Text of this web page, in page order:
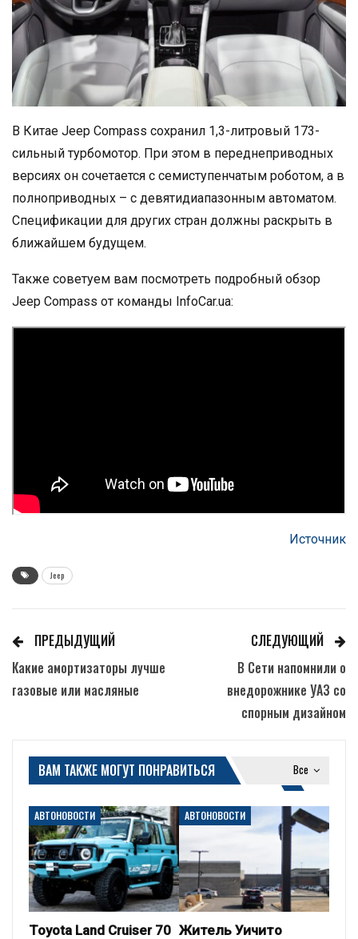
В Китае Jeep Compass сохранил 1,3-литровый 173-
сильный турбомотор. При этом в переднеприводных
версиях он сочетается с семиступенчатым роботом, а в
полноприводных – с девятидиапазонным автоматом.
Спецификации для других стран должны раскрыть в
ближайшем будущем.
Также советуем вам посмотреть подробный обзор
Jeep Compass от команды InfoCar.ua:
Источник
Jeep
ПРЕДЫДУЩИЙ
Какие амортизаторы лучше
газовые или масляные
СЛЕДУЮЩИЙ
В Сети напомнили о
внедорожнике УАЗ со
спорным дизайном
Все
ВАМ ТАКЖЕ МОГУТ ПОНРАВИТЬСЯ
АВТОНОВОСТИ
Toyota Land Cruiser 70
АВТОНОВОСТИ
Житель Уичито